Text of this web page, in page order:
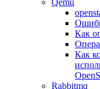
Qemu
Как
Как
Rabbitmq